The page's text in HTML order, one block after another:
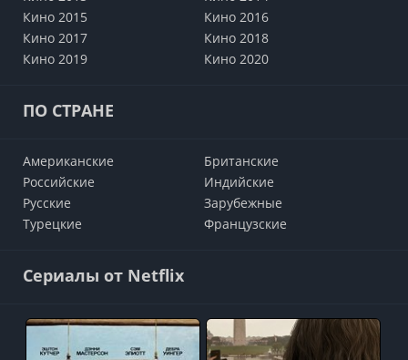
Кино 2015
Кино 2016
Кино 2017
Кино 2018
Кино 2019
Кино 2020
ПО СТРАНЕ
Американские
Британские
Российские
Индийские
Русские
Зарубежные
Турецкие
Французские
Сериалы от Netflix